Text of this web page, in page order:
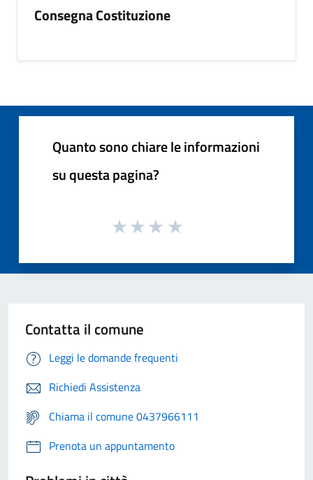
Consegna Costituzione
Quanto sono chiare le informazioni
su questa pagina?
Contatta il comune
Leggi le domande frequenti
Richiedi Assistenza
Chiama il comune 0437966111
Prenota un appuntamento